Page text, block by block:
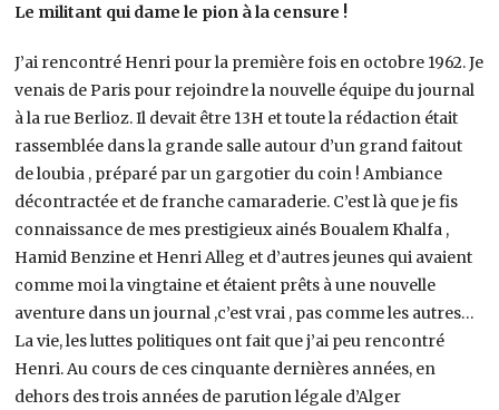
Le militant qui dame le pion à la censure !
J’ai rencontré Henri pour la première fois en octobre 1962. Je
venais de Paris pour rejoindre la nouvelle équipe du journal
à la rue Berlioz. Il devait être 13H et toute la rédaction était
rassemblée dans la grande salle autour d’un grand faitout
de loubia , préparé par un gargotier du coin ! Ambiance
décontractée et de franche camaraderie. C’est là que je fis
connaissance de mes prestigieux ainés Boualem Khalfa ,
Hamid Benzine et Henri Alleg et d’autres jeunes qui avaient
comme moi la vingtaine et étaient prêts à une nouvelle
aventure dans un journal ,c’est vrai , pas comme les autres…
La vie, les luttes politiques ont fait que j’ai peu rencontré
Henri. Au cours de ces cinquante dernières années, en
dehors des trois années de parution légale d’Alger